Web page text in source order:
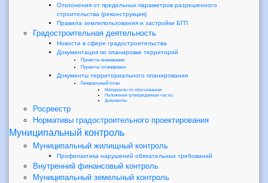
Отклонения от предельных параметров разрешенного
строительства (реконструкция)
Правила землепользования и застройки БГП
Градостроительная деятельность
Новости в сфере градостроительства
Документация по планировке территорий
Проекты межевания
Проекты планировки
Документы территориального планирования
Генеральный план
Материалы по обоснованию
Положения (утверждаемая часть)
Документы
Росреестр
Нормативы градостроительного проектирования
Муниципальный контроль
Муниципальный жилищный контроль
Профилактика нарушений обязательных требований
Внутренний финансовый контроль
Муниципальный земельный контроль